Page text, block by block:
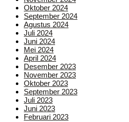
Oktober 2024
September 2024
Agustus 2024
Juli 2024
Juni 2024
Mei 2024
April 2024
Desember 2023
November 2023
Oktober 2023
September 2023
Juli 2023
Juni 2023
Februari 2023